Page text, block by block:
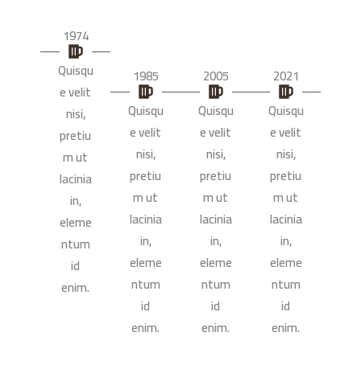
1974
Quisqu
e velit
nisi,
pretiu
m ut
lacinia
in,
eleme
ntum
id
enim.
1985
Quisqu
e velit
nisi,
pretiu
m ut
lacinia
in,
eleme
ntum
id
enim.
2005
Quisqu
e velit
nisi,
pretiu
m ut
lacinia
in,
eleme
ntum
id
enim.
2021
Quisqu
e velit
nisi,
pretiu
m ut
lacinia
in,
eleme
ntum
id
enim.